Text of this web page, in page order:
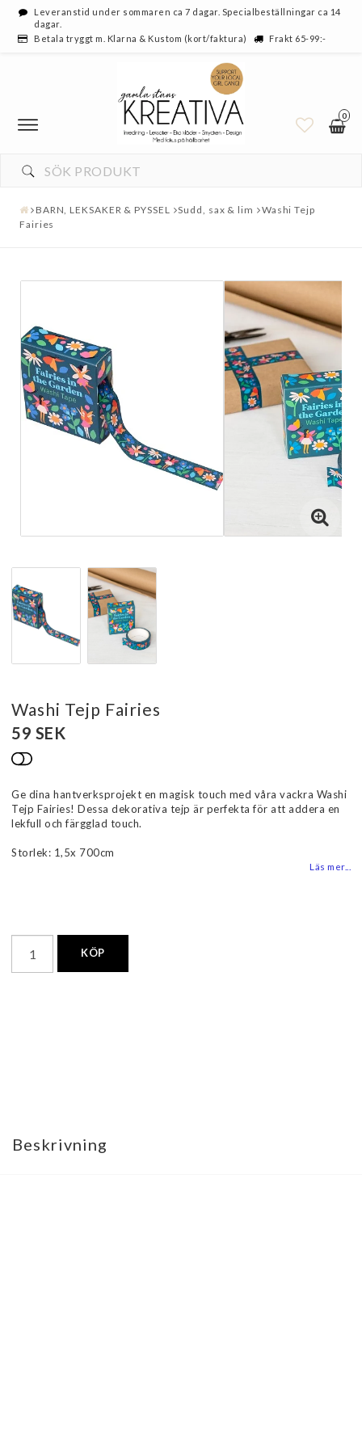
Leveranstid under sommaren ca 7 dagar. Specialbeställningar ca 14
dagar.
Betala tryggt m. Klarna & Kustom (kort/faktura)
Frakt 65-99:-
0
BARN, LEKSAKER & PYSSEL Sudd, sax & lim
Washi Tejp
Fairies
Washi Tejp Fairies
59 SEK
Lägg till i favoritlistan
Ge dina hantverksprojekt en magisk touch med våra vackra Washi
Tejp Fairies! Dessa dekorativa tejp är perfekta för att addera en
lekfull och färgglad touch.
Storlek: 1,5x 700cm
Läs mer...
KÖP
Beskrivning